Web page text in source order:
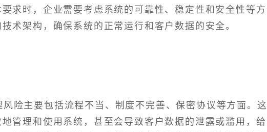
求时，企业需要考虑系统的可靠性、稳定性和安全性等方
术架构，确保系统的正常运行和客户数据的安全。
风险主要包括流程不当、制度不完善、保密协议等方面。这
管理和使用系统，甚至会导致客户数据的泄露或滥用，给